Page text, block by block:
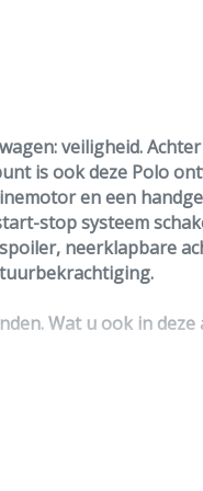
veiligheid.
is ook deze Polo
en een
stop systeem
neerklapbare
Wat u ook in
we u dat graag.